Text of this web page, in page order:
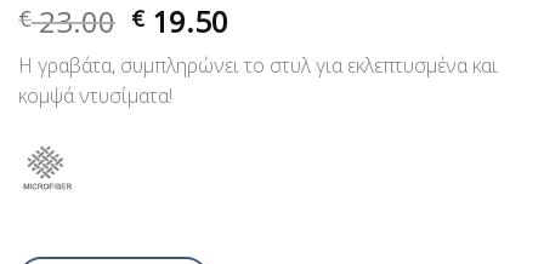
€23.00 € 19.50
Η γραβάτα, συμπληρώνει το στυλ για εκλεπτυσμένα και
κομψά ντυσίματα!